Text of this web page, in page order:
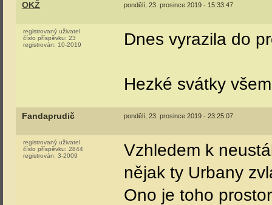
OKŽ pondělí, 23. prosince 2019 - 15:33:47
registrovaný uživatel
číslo příspěvku: 23
registrován: 10-2019 Dnes vyrazila do
Hezké svátky
Fandaprudič pondělí, 23. prosince 2019 - 23:25:07
registrovaný uživatel
číslo příspěvku: 2844
registrován: 3-2009
Vzhledem k
nějak ty Urbany
Ono je toho